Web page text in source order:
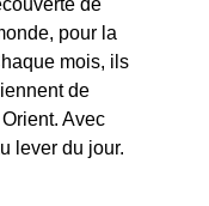
de
pour la
mois, ils
de
Avec
lever du jour.